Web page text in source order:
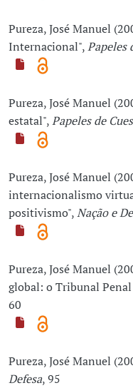
Pureza, José Manuel
Internacional",Papeles
Pureza, José Manuel
estatal",Papeles de
Pureza, José Manuel
internacionalismo
positivismo",Nação e
Pureza, José Manuel
global: o Tribunal
60
Pureza, José Manuel
Defesa, 95